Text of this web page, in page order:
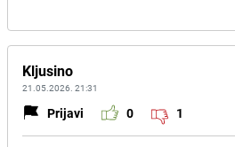
Kljusino
21.05.2026. 21:31
Prijavi 0 1